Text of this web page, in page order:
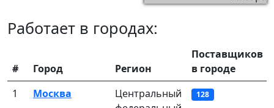
Работает в городах:
# Город Регион
Поставщиков
в городе
1
Москва
Центральный
128